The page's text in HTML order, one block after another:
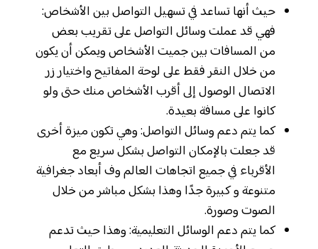
حيث أنها تساعد في تسهيل التواصل بين الأشخاص:
فهي قد عملت وسائل التواصل على تقريب بعض
من المسافات بين جميت الأشخاص ويمكن أن يكون
من خلال النقر فقط على لوحة المفاتيح واختيار زر
الاتصال الوصول إلى أقرب الأشخاص منك حتى ولو
كانوا على مسافة بعيدة.
كما يتم دعم وسائل التواصل: وهي تكون ميزة أخرى
قد جعلت بالإمكان التواصل بشكل سريع مع
الأقرباء في جميع اتجاهات العالم وف أبعاد جغرافية
متنوعة و كبيرة جدًا وهذا بشكل مباشر من خلال
الصوت وصورة.
كما يتم دعم الوسائل التعليمية: وهذا حيث تدعم